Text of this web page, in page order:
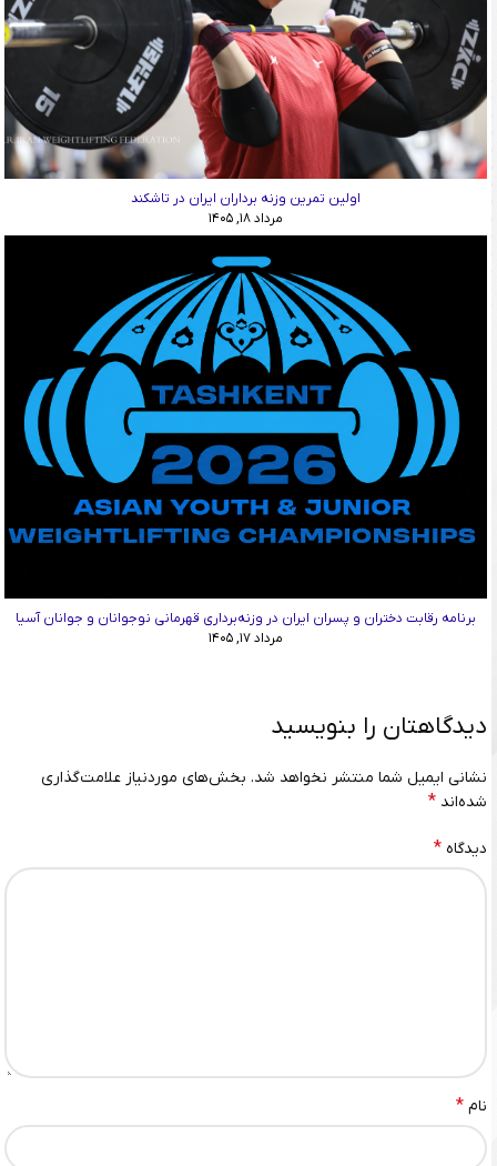
اولین تمرین وزنه برداران ایران در تاشکند
مرداد ۱۸, ۱۴۰۵
برنامه رقابت دختران و پسران ایران در وزنه‌برداری قهرمانی نوجوانان و جوانان آسیا
مرداد ۱۷, ۱۴۰۵
دیدگاهتان را بنویسید
نشانی ایمیل شما منتشر نخواهد شد. بخش‌های موردنیاز علامت‌گذاری
شده‌اند *
دیدگاه *
نام *